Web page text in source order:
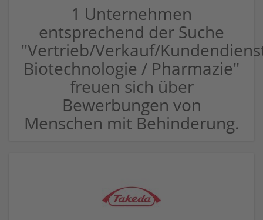
1 Unternehmen
entsprechend der Suche
"Vertrieb/Verkauf/
Biotechnologie / Pharmazie"
freuen sich über
Bewerbungen von
Menschen mit Behinderung.